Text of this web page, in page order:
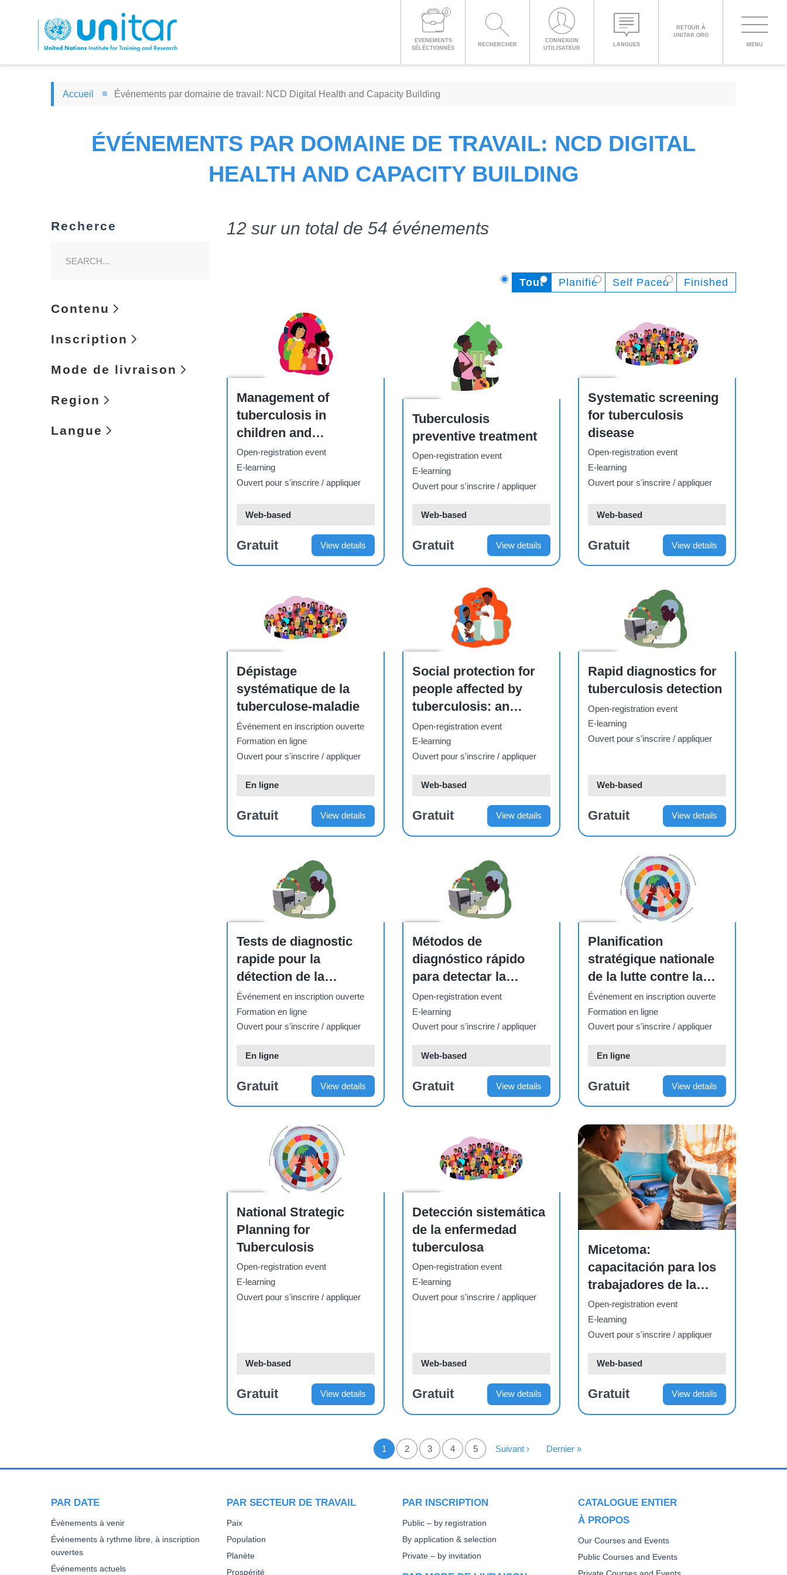
0
EVENEMENTS
SÉLÉCTIONNÉS
RECHERCHER
CONNEXION
UTILISATEUR
LANGUES
RETOUR À
UNITAR.ORG
MENU
PROCEED WITH CHECKOUT
CHINESE,
Accueil Événements par domaine de travail: NCD Digital Health and Capacity Building
ÉVÉNEMENTS PAR DOMAINE DE TRAVAIL: NCD DIGITAL
HEALTH AND CAPACITY BUILDING
Recherce
Contenu
Inscription
Mode de livraison
Region
Langue
12 sur un total de 54 événements
Tout Planifié Self Paced Finished
Management of
tuberculosis in
children and
adolescents –
programmatic
considerations
Open-registration event
E-learning
Ouvert pour s'inscrire / appliquer
Web-based
Gratuit View details
Tuberculosis
preventive treatment
Open-registration event
E-learning
Ouvert pour s'inscrire / appliquer
Web-based
Gratuit View details
Systematic screening
for tuberculosis
disease
Open-registration event
E-learning
Ouvert pour s'inscrire / appliquer
Web-based
Gratuit View details
Dépistage
systématique de la
tuberculose-maladie
Événement en inscription ouverte
Formation en ligne
Ouvert pour s'inscrire / appliquer
En ligne
Gratuit View details
Social protection for
people affected by
tuberculosis: an
introduction
Open-registration event
E-learning
Ouvert pour s'inscrire / appliquer
Web-based
Gratuit View details
Rapid diagnostics for
tuberculosis detection
Open-registration event
E-learning
Ouvert pour s'inscrire / appliquer
Web-based
Gratuit View details
Tests de diagnostic
rapide pour la
détection de la
tuberculose
Événement en inscription ouverte
Formation en ligne
Ouvert pour s'inscrire / appliquer
En ligne
Gratuit View details
Métodos de
diagnóstico rápido
para detectar la
tuberculosis
Open-registration event
E-learning
Ouvert pour s'inscrire / appliquer
Web-based
Gratuit View details
Planification
stratégique nationale
de la lutte contre la
tuberculose
Événement en inscription ouverte
Formation en ligne
Ouvert pour s'inscrire / appliquer
En ligne
Gratuit View details
National Strategic
Planning for
Tuberculosis
Open-registration event
E-learning
Ouvert pour s'inscrire / appliquer
Web-based
Gratuit View details
Detección sistemática
de la enfermedad
tuberculosa
Open-registration event
E-learning
Ouvert pour s'inscrire / appliquer
Web-based
Gratuit View details
Micetoma:
capacitación para los
trabajadores de la
salud a nivel nacional
y regional sobre
enfermedades
Open-registration event
E-learning
Ouvert pour s'inscrire / appliquer
Web-based
Gratuit View details
Page courante
1 Page
2 Page
3 Page
4 Page
5 Page Suivante
Suivant › Dernière Page
Dernier »
PAR DATE
Évènements à venir
Événements à rythme libre, à inscription
ouvertes
Événements actuels
PAR SECTEUR DE TRAVAIL
Paix
Population
Planète
Prospérité
PAR INSCRIPTION
Public – by registration
By application & selection
Private – by invitation
CATALOGUE ENTIER
À PROPOS
Our Courses and Events
Public Courses and Events